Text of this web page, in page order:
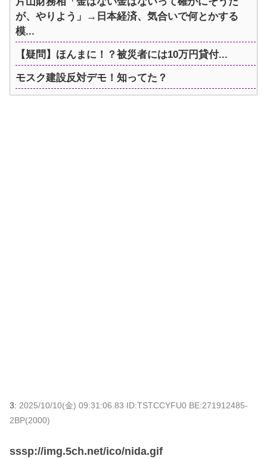
が、やりよう」→日本経済、気合いで何とかする
模...
【疑問】ほんまに！？被災者には10万円貸付...
モスク建設反対デモ！知ってた？
3: 2025/10/10(金) 09:31:06.83 ID:TSTCCYFU0 BE:271912485-
2BP(2000)
sssp://img.5ch.net/ico/nida.gif